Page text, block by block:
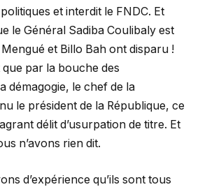
et interdit le FNDC. Et
le Général Sadiba Coulibaly est
et Billo Bah ont disparu !
par la bouche des
démagogie, le chef de la
le président de la République, ce
délit d’usurpation de titre. Et
n’avons rien dit.
d’expérience qu’ils sont tous